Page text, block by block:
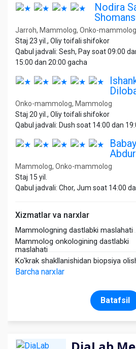
Nodira
Jarroh, Mammolog, Onko-mammolog
Staj 23 yil., Oliy toifali shifokor
Qabul jadvali: Sesh, Pay soat 09:00
15:00 dan 20:00 gacha
Onko-mammolog, Mammolog
Staj 20 yil., Oliy toifali shifokor
Qabul jadvali: Dush soat 14:00 dan
Mammolog, Onko-mammolog
Staj 15 yil.
Qabul jadvali: Chor, Jum soat 14:00
Xizmatlar va narxlar
Mammologning dastlabki maslahati
Mammolog onkologining dastlabki
maslahati
Ko'krak shakllanishidan biopsiya
Barcha narxlar
Batafsil